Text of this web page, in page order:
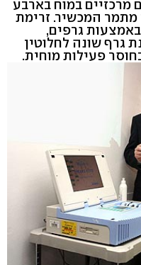
מרכזיים במוח בארבע
מתמר המכשיר. זרימת
גרפים,
גרף שונה לחלוטין
פעילות מוחית.